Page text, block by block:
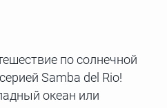
по солнечной
Samba del Rio!
океан или